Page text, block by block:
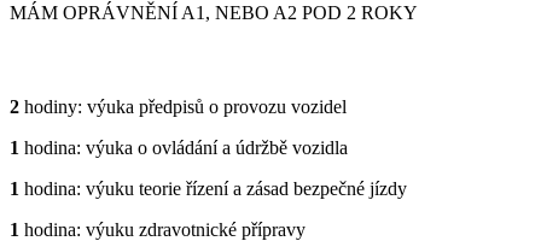
MÁM OPRÁVNĚNÍ A1, NEBO A2 POD 2 ROKY
2 hodiny: výuka předpisů o provozu vozidel
1 hodina: výuka o ovládání a údržbě vozidla
1 hodina: výuku teorie řízení a zásad bezpečné jízdy
1 hodina: výuku zdravotnické přípravy